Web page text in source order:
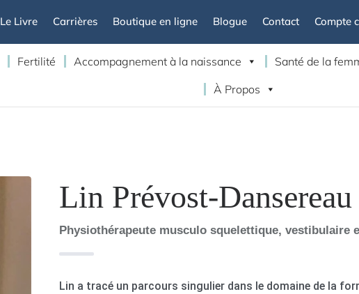
Le Livre Carrières Boutique en ligne Blogue Contact Compte
Fertilité Accompagnement à la naissance Santé de la
À Propos
Lin Prévost-Dansereau
Physiothérapeute musculo squelettique, vestibulaire
Lin a tracé un parcours singulier dans le domaine de la